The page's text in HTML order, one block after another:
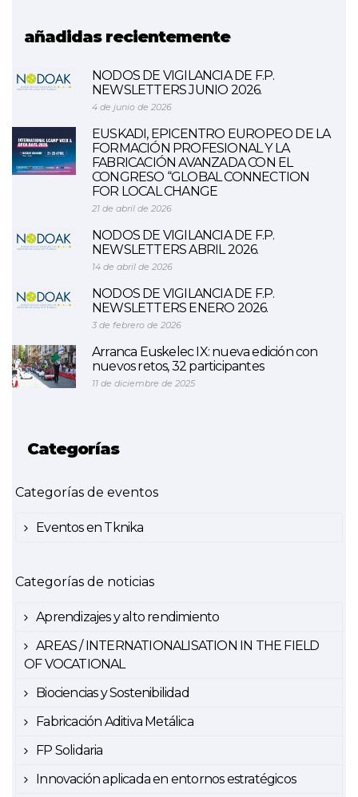
añadidas recientemente
NODOS DE VIGILANCIA DE F.P.
NEWSLETTERS JUNIO 2026.
4 de junio de 2026
EUSKADI, EPICENTRO EUROPEO DE LA
FORMACIÓN PROFESIONAL Y LA
FABRICACIÓN AVANZADA CON EL
CONGRESO “GLOBAL CONNECTION
FOR LOCAL CHANGE
21 de abril de 2026
NODOS DE VIGILANCIA DE F.P.
NEWSLETTERS ABRIL 2026.
14 de abril de 2026
NODOS DE VIGILANCIA DE F.P.
NEWSLETTERS ENERO 2026.
3 de febrero de 2026
Arranca Euskelec IX: nueva edición con
nuevos retos, 32 participantes
11 de diciembre de 2025
Categorías
Categorías de eventos
Eventos en Tknika
Categorías de noticias
Aprendizajes y alto rendimiento
AREAS / INTERNATIONALISATION IN THE FIELD
OF VOCATIONAL
Biociencias y Sostenibilidad
Fabricación Aditiva Metálica
FP Solidaria
Innovación aplicada en entornos estratégicos